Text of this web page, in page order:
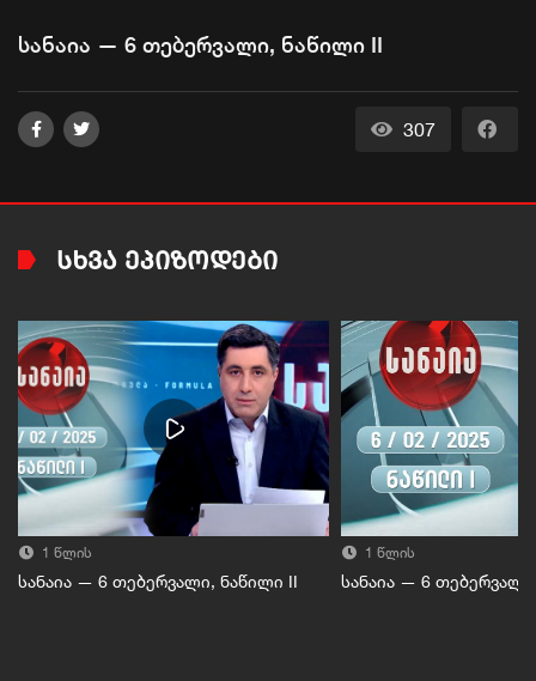
სანაია — 6 თებერვალი, ნაწილი II
307
ᲡᲮᲕᲐ ᲔᲞᲘᲖᲝᲓᲔᲑᲘ
1 წლის
სანაია — 6 თებერვალი, ნაწილი II
1 წლის
სანაია — 6